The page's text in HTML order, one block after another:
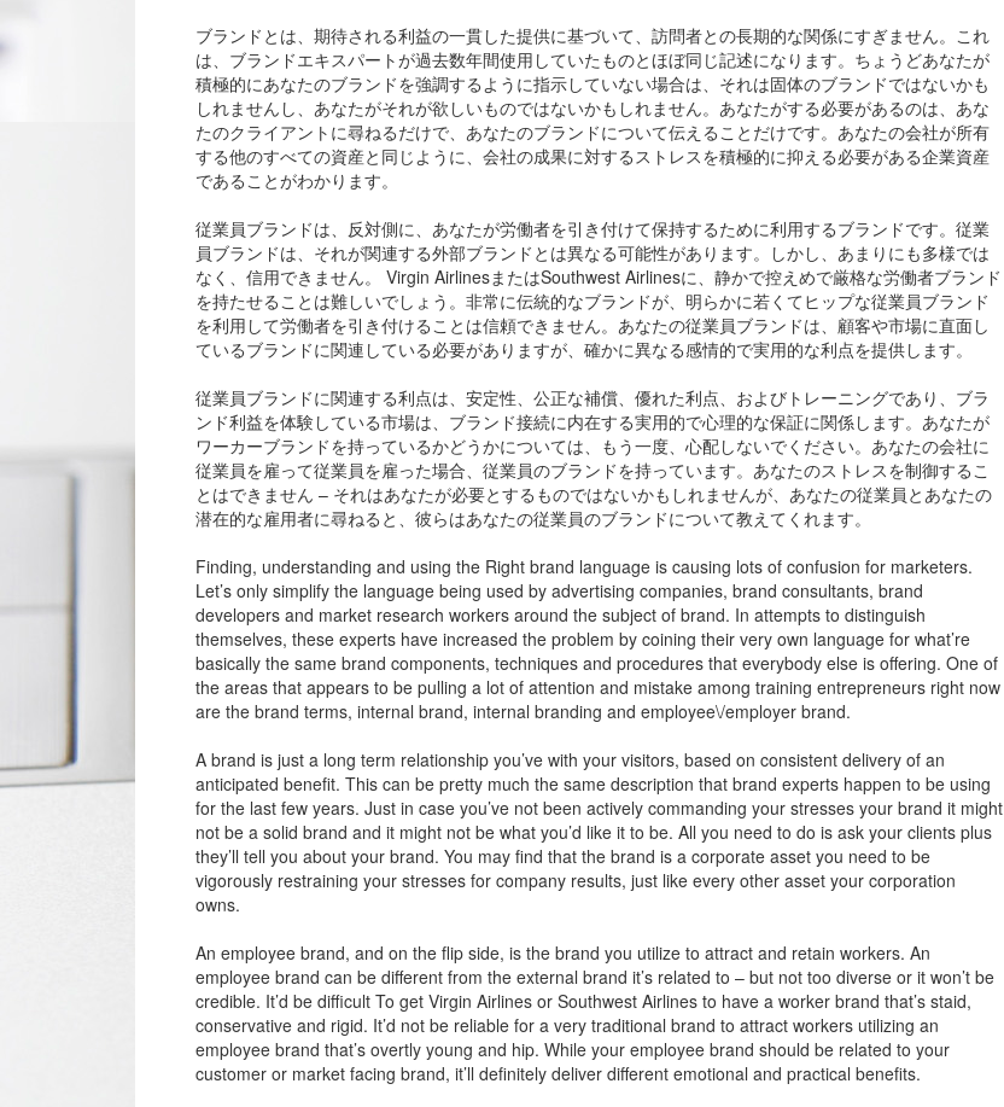
ブランドとは、期待される利益の一貫した提供に基づいて、訪問者との長期的な関係にすぎません。これ
は、ブランドエキスパートが過去数年間使用していたものとほぼ同じ記述になります。ちょうどあなたが
積極的にあなたのブランドを強調するように指示していない場合は、それは固体のブランドではないかも
しれませんし、あなたがそれが欲しいものではないかもしれません。あなたがする必要があるのは、あな
たのクライアントに尋ねるだけで、あなたのブランドについて伝えることだけです。あなたの会社が所有
する他のすべての資産と同じように、会社の成果に対するストレスを積極的に抑える必要がある企業資産
であることがわかります。
従業員ブランドは、反対側に、あなたが労働者を引き付けて保持するために利用するブランドです。従業
員ブランドは、それが関連する外部ブランドとは異なる可能性があります。しかし、あまりにも多様では
なく、信用できません。 Virgin AirlinesまたはSouthwest Airlinesに、静かで控えめで厳格な労働者ブランド
を持たせることは難しいでしょう。非常に伝統的なブランドが、明らかに若くてヒップな従業員ブランド
を利用して労働者を引き付けることは信頼できません。あなたの従業員ブランドは、顧客や市場に直面し
ているブランドに関連している必要がありますが、確かに異なる感情的で実用的な利点を提供します。
従業員ブランドに関連する利点は、安定性、公正な補償、優れた利点、およびトレーニングであり、ブラ
ンド利益を体験している市場は、ブランド接続に内在する実用的で心理的な保証に関係します。あなたが
ワーカーブランドを持っているかどうかについては、もう一度、心配しないでください。あなたの会社に
従業員を雇って従業員を雇った場合、従業員のブランドを持っています。あなたのストレスを制御するこ
とはできません – それはあなたが必要とするものではないかもしれませんが、あなたの従業員とあなたの
潜在的な雇用者に尋ねると、彼らはあなたの従業員のブランドについて教えてくれます。
Finding, understanding and using the Right brand language is causing lots of confusion for marketers.
Let’s only simplify the language being used by advertising companies, brand consultants, brand
developers and market research workers around the subject of brand. In attempts to distinguish
themselves, these experts have increased the problem by coining their very own language for what’re
basically the same brand components, techniques and procedures that everybody else is offering. One of
the areas that appears to be pulling a lot of attention and mistake among training entrepreneurs right now
are the brand terms, internal brand, internal branding and employee\/employer brand.
A brand is just a long term relationship you’ve with your visitors, based on consistent delivery of an
anticipated benefit. This can be pretty much the same description that brand experts happen to be using
for the last few years. Just in case you’ve not been actively commanding your stresses your brand it might
not be a solid brand and it might not be what you’d like it to be. All you need to do is ask your clients plus
they’ll tell you about your brand. You may find that the brand is a corporate asset you need to be
vigorously restraining your stresses for company results, just like every other asset your corporation
owns.
An employee brand, and on the flip side, is the brand you utilize to attract and retain workers. An
employee brand can be different from the external brand it’s related to – but not too diverse or it won’t be
credible. It’d be difficult To get Virgin Airlines or Southwest Airlines to have a worker brand that’s staid,
conservative and rigid. It’d not be reliable for a very traditional brand to attract workers utilizing an
employee brand that’s overtly young and hip. While your employee brand should be related to your
customer or market facing brand, it’ll definitely deliver different emotional and practical benefits.